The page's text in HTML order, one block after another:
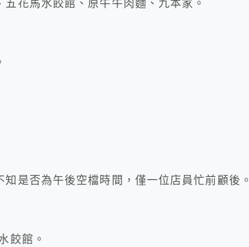
花馬水餃館、原牛牛肉麵、九本家。
是否為午後空檔時間，僅一位店員忙前顧後。
餃館。